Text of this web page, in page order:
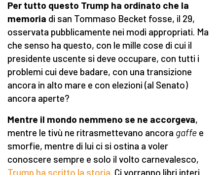
Per tutto questo Trump ha ordinato che la
memoria di san Tommaso Becket fosse, il 29,
osservata pubblicamente nei modi appropriati. Ma
che senso ha questo, con le mille cose di cui il
presidente uscente si deve occupare, con tutti i
problemi cui deve badare, con una transizione
ancora in alto mare e con elezioni (al Senato)
ancora aperte?
Mentre il mondo nemmeno se ne accorgeva,
mentre le tivù ne ritrasmettevano ancora gaffe e
smorfie, mentre di lui ci si ostina a voler
conoscere sempre e solo il volto carnevalesco,
Trump ha scritto la storia . Ci vorranno libri interi